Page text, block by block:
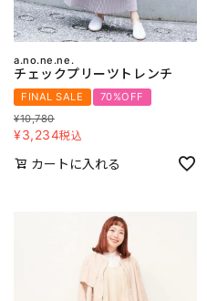
a.no.ne.ne.
チェックプリーツトレンチ
FINAL SALE
70%OFF
¥10,780
¥3,234税込
カートに入れる